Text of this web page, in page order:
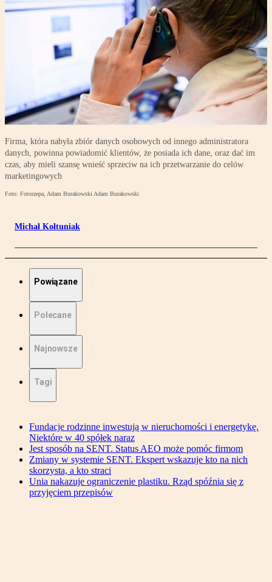
Firma, która nabyła zbiór danych osobowych od innego administratora
danych, powinna powiadomić klientów, że posiada ich dane, oraz dać im
czas, aby mieli szansę wnieść sprzeciw na ich przetwarzanie do celów
marketingowych
Foto: Fotorzepa, Adam Burakowski Adam Burakowski
Michał Kołtuniak
Powiązane
Polecane
Najnowsze
Tagi
Fundacje rodzinne inwestują w nieruchomości i energetykę.
Niektóre w 40 spółek naraz
Jest sposób na SENT. Status AEO może pomóc firmom
Zmiany w systemie SENT. Ekspert wskazuje kto na nich
skorzysta, a kto straci
Unia nakazuje ograniczenie plastiku. Rząd spóźnia się z
przyjęciem przepisów